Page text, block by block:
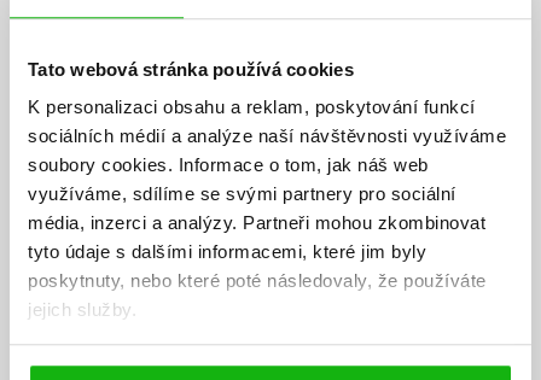
Tato webová stránka používá cookies
K personalizaci obsahu a reklam, poskytování funkcí
sociálních médií a analýze naší návštěvnosti využíváme
soubory cookies. Informace o tom, jak náš web
využíváme, sdílíme se svými partnery pro sociální
média, inzerci a analýzy. Partneři mohou zkombinovat
tyto údaje s dalšími informacemi, které jim byly
poskytnuty, nebo které poté následovaly, že používáte
jejich služby.
obrazové zpravodajství nejen z České republiky, ale i z významných
událostí ve světě. Je držitelem řady ocenění v soutěži Czech Press
Photo, včetně Fotografie roku. Od března 2021 pracuje
ve společnosti Czech Photo na pozici manažera projektu Czech Press
Photo. Dlouhodobě se věnuje fotografování volně žijících zvířat. Knihy:
Tajemství českého lesa (2009) a Česko z letadla (2015). Každodenně
fotografuje své psy, zlaté retrívry.
Ke stažení